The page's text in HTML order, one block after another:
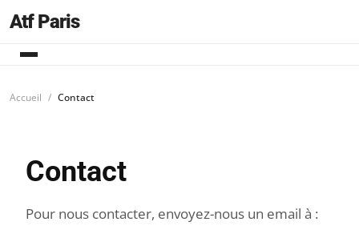
Atf Paris
Accueil Contact
Contact
Pour nous contacter, envoyez-nous un email à :